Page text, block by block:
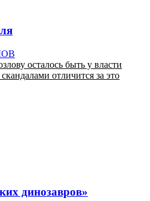
осталось быть у власти
отличится за это
динозавров»